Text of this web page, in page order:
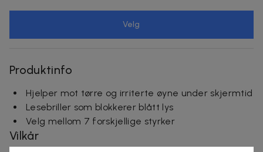
Velg
Produktinfo
Hjelper mot tørre og irriterte øyne under skjermtid
Lesebriller som blokkerer blått lys
Velg mellom 7 forskjellige styrker
Vilkår